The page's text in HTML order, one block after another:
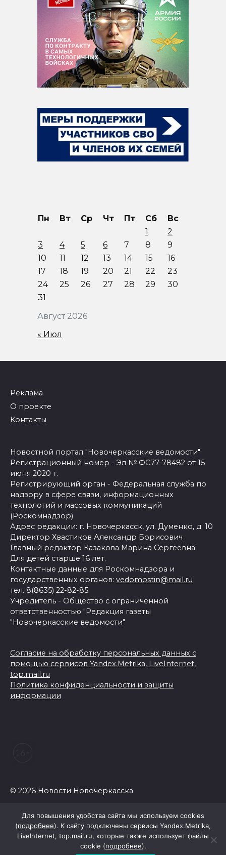
Август 2026
Пн Вт Ср Чт Пт Сб
Вс
1
2
3
4 5 6 7 8
9
10
11 12 13 14 15
16
17
18 19 20 21 22
23
24
25 26 27 28 29
30
31
« Июл
Реклама
О проекте
Контакты
Новостной портал "Новочеркасские ведомости"
Регистрационный номер - Эл № ФС77-78482 от 15
июня 2020 г.
Регистрирующий орган - Федеральная служба по
надзору в сфере связи, информационных
технологий и массовых коммуникаций
(Роскомнадзор)
Адрес редакции: г. Новочеркасск, ул. Думенко, д. 10
Директор Хвастиков Александр Борисович
Главный редактор Казакова Марина Сергеевна
Для детей старше 16 лет.
Контактные данные для Роскомнадзора и
государственных органов: vedomostin@mail.ru
тел. 8(8635) 22-82-85
Учредитель - Общество с ограниченной
ответственностью "Редакция газеты
"Новочеркасские ведомости"
Согласие на обработку персональных данных с
помощью сервисов Yandex.Metrika, LiveInternet,
top.mail.ru
Политика конфиденциальности и защиты
информации
© 2026 Новости Новочеркасска
Для повышения удобства сайта мы используем cookies
(подробнее). К сайту подключены сервисы Yandex.Metrika,
LiveInternet, top.mail.ru, которые также использует файлы
cookie (подробнее).